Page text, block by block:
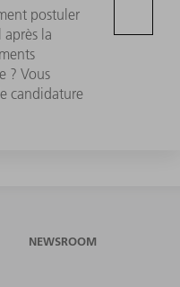
postuler
après la
? Vous
candidature
NEWSROOM